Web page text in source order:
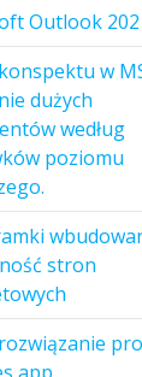
Outlook
w
dużych
według
poziomu
stron
rozwiązanie